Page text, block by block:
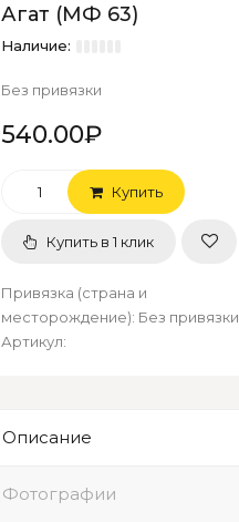
Агат (МФ 63)
Наличие:
Без привязки
540.00₽
Купить
Купить в 1 клик
Привязка (страна и
месторождение): Без привязки
Артикул:
Описание
Фотографии